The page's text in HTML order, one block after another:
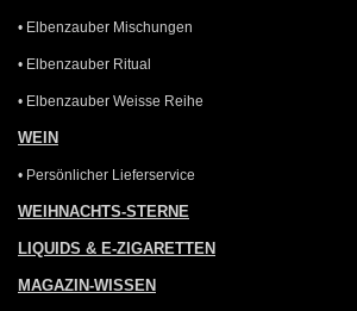
• Elbenzauber Mischungen
• Elbenzauber Ritual
• Elbenzauber Weisse Reihe
WEIN
• Persönlicher Lieferservice
WEIHNACHTS-STERNE
LIQUIDS & E-ZIGARETTEN
MAGAZIN-WISSEN